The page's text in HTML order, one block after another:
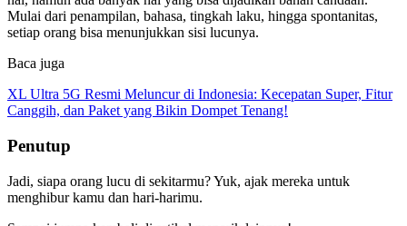
Mulai dari penampilan, bahasa, tingkah laku, hingga spontanitas,
setiap orang bisa menunjukkan sisi lucunya.
Baca juga
XL Ultra 5G Resmi Meluncur di Indonesia: Kecepatan Super, Fitur
Canggih, dan Paket yang Bikin Dompet Tenang!
Penutup
Jadi, siapa orang lucu di sekitarmu? Yuk, ajak mereka untuk
menghibur kamu dan hari-harimu.